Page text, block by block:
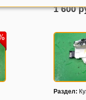
1 600
Раздел: